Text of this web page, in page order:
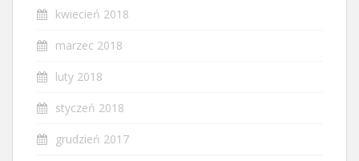
kwiecień 2018
marzec 2018
luty 2018
styczeń 2018
grudzień 2017